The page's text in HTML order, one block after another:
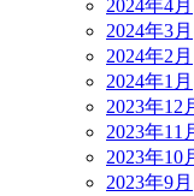
2024年4月
2024年3月
2024年2月
2024年1月
2023年12
2023年11
2023年10
2023年9月